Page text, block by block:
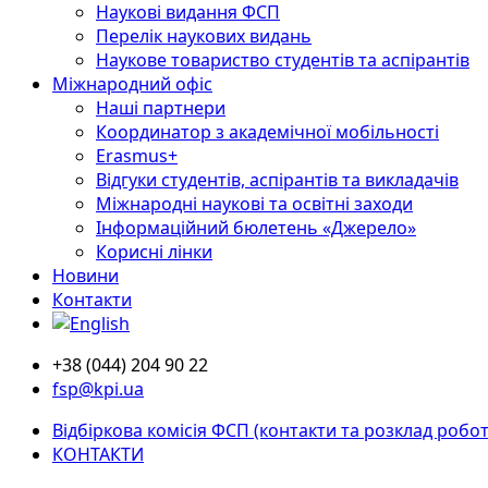
Наукові видання ФСП
Перелік наукових видань
Наукове товариство студентів та аспірантів
Міжнародний офіс
Наші партнери
Координатор з академічної мобільності
Erasmus+
Відгуки студентів, аспірантів та викладачів
Міжнародні наукові та освітні заходи
Інформаційний бюлетень «Джерело»
Корисні лінки
Новини
Контакти
+38 (044) 204 90 22
fsp@kpi.ua
Відбіркова комісія ФСП (контакти та розклад
КОНТАКТИ